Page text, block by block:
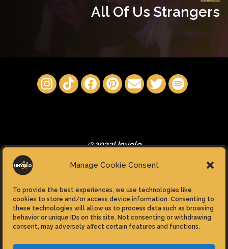
Manage Cookie Consent
To provide the best experiences, we use technologies like
cookies to store and/or access device information. Consenting to
these technologies will allow us to process data such as browsing
behavior or unique IDs on this site. Not consenting or withdrawing
consent, may adversely affect certain features and functions.
All Of Us Strangers
@2023Unyolo
Privacy Policy